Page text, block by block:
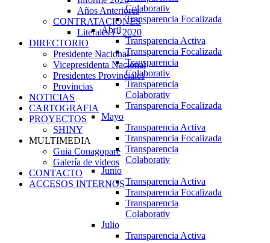
Colaborativ
Transparencia Focalizada
Abril
Transparencia Activa
Transparencia Focalizada
Transparencia
Colaborativ
Transparencia
Colaborativ
Transparencia Focalizada
Mayo
Transparencia Activa
Transparencia Focalizada
Transparencia
Colaborativ
Junio
Transparencia Activa
Transparencia Focalizada
Transparencia
Colaborativ
Julio
Transparencia Activa
Años Anteriores
CONTRATACIONES
Literales i - 2020
DIRECTORIO
Presidente Nacional
Vicepresidenta Nacional
Presidentes Provinciales
Provincias
NOTICIAS
CARTOGRAFIA
PROYECTOS
SHINY
MULTIMEDIA
Guia Conagopare
Galería de videos
CONTACTO
ACCESOS INTERNOS